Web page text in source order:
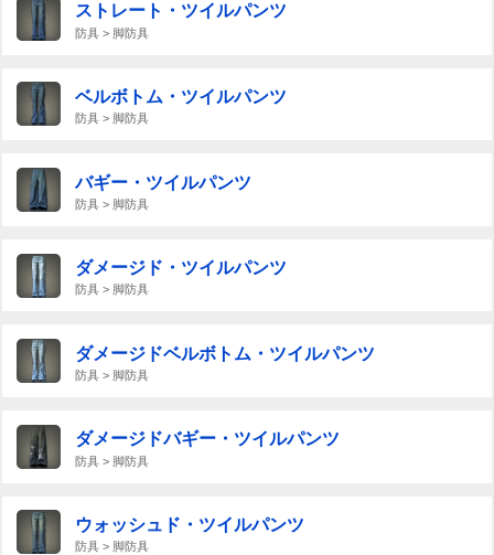
ストレート・ツイルパンツ
防具 > 脚防具
ベルボトム・ツイルパンツ
防具 > 脚防具
バギー・ツイルパンツ
防具 > 脚防具
ダメージド・ツイルパンツ
防具 > 脚防具
ダメージドベルボトム・ツイルパンツ
防具 > 脚防具
ダメージドバギー・ツイルパンツ
防具 > 脚防具
ウォッシュド・ツイルパンツ
防具 > 脚防具